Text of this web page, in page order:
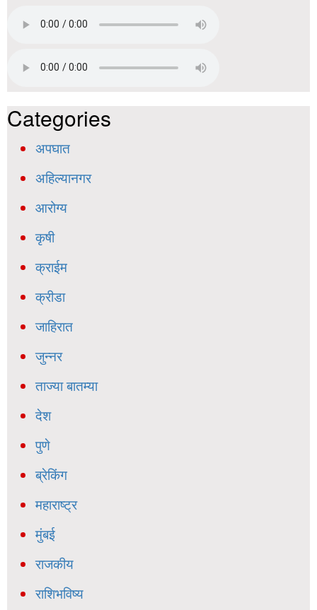
Categories
अपघात
अहिल्यानगर
आरोग्य
कृषी
क्राईम
क्रीडा
जाहिरात
जुन्नर
ताज्या बातम्या
देश
पुणे
ब्रेकिंग
महाराष्ट्र
मुंबई
राजकीय
राशिभविष्य